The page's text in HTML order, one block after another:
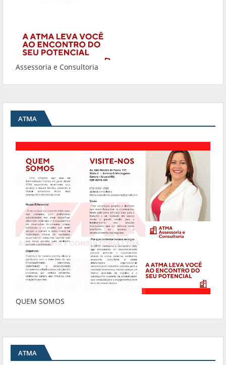
Assessoria e Consultoria
ATMA
QUEM SOMOS
ATMA